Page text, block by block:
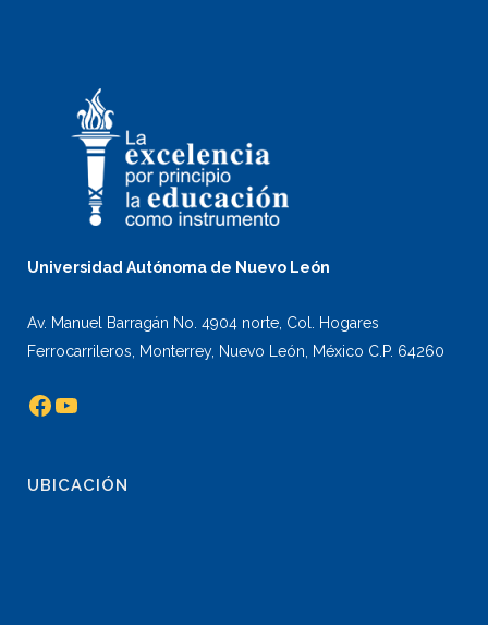
Universidad Autónoma de Nuevo León
Av. Manuel Barragán No. 4904 norte, Col. Hogares
Ferrocarrileros, Monterrey, Nuevo León, México C.P. 64260
Facebook
YouTube
UBICACIÓN